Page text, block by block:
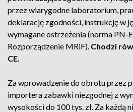
przez wiarygodne laboratorium,
deklarację zgodności, instrukcję w
wymagane ostrzeżenia (norma
Rozporządzenie MRiF). Chodzi
CE.
Za wprowadzenie do obrotu przez
importera zabawki niezgodnej z
wysokości do 100 tys. zł. Za każdą